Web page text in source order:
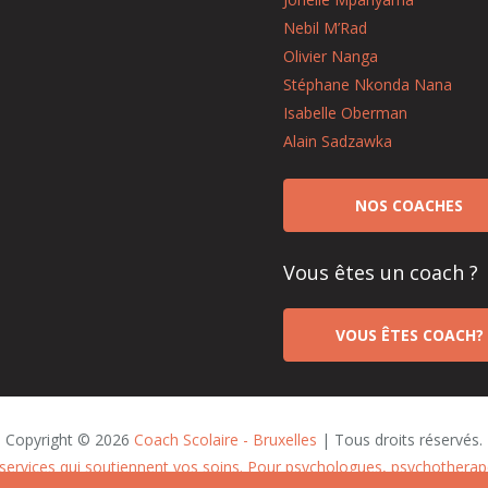
Nebil M’Rad
Olivier Nanga
Stéphane Nkonda Nana
Isabelle Oberman
Alain Sadzawka
NOS COACHES
Vous êtes un coach ?
VOUS ÊTES COACH?
Copyright © 2026 Coach Scolaire - Bruxelles | Tous droits réservés.
qui soutiennent vos soins. Pour psychologues,